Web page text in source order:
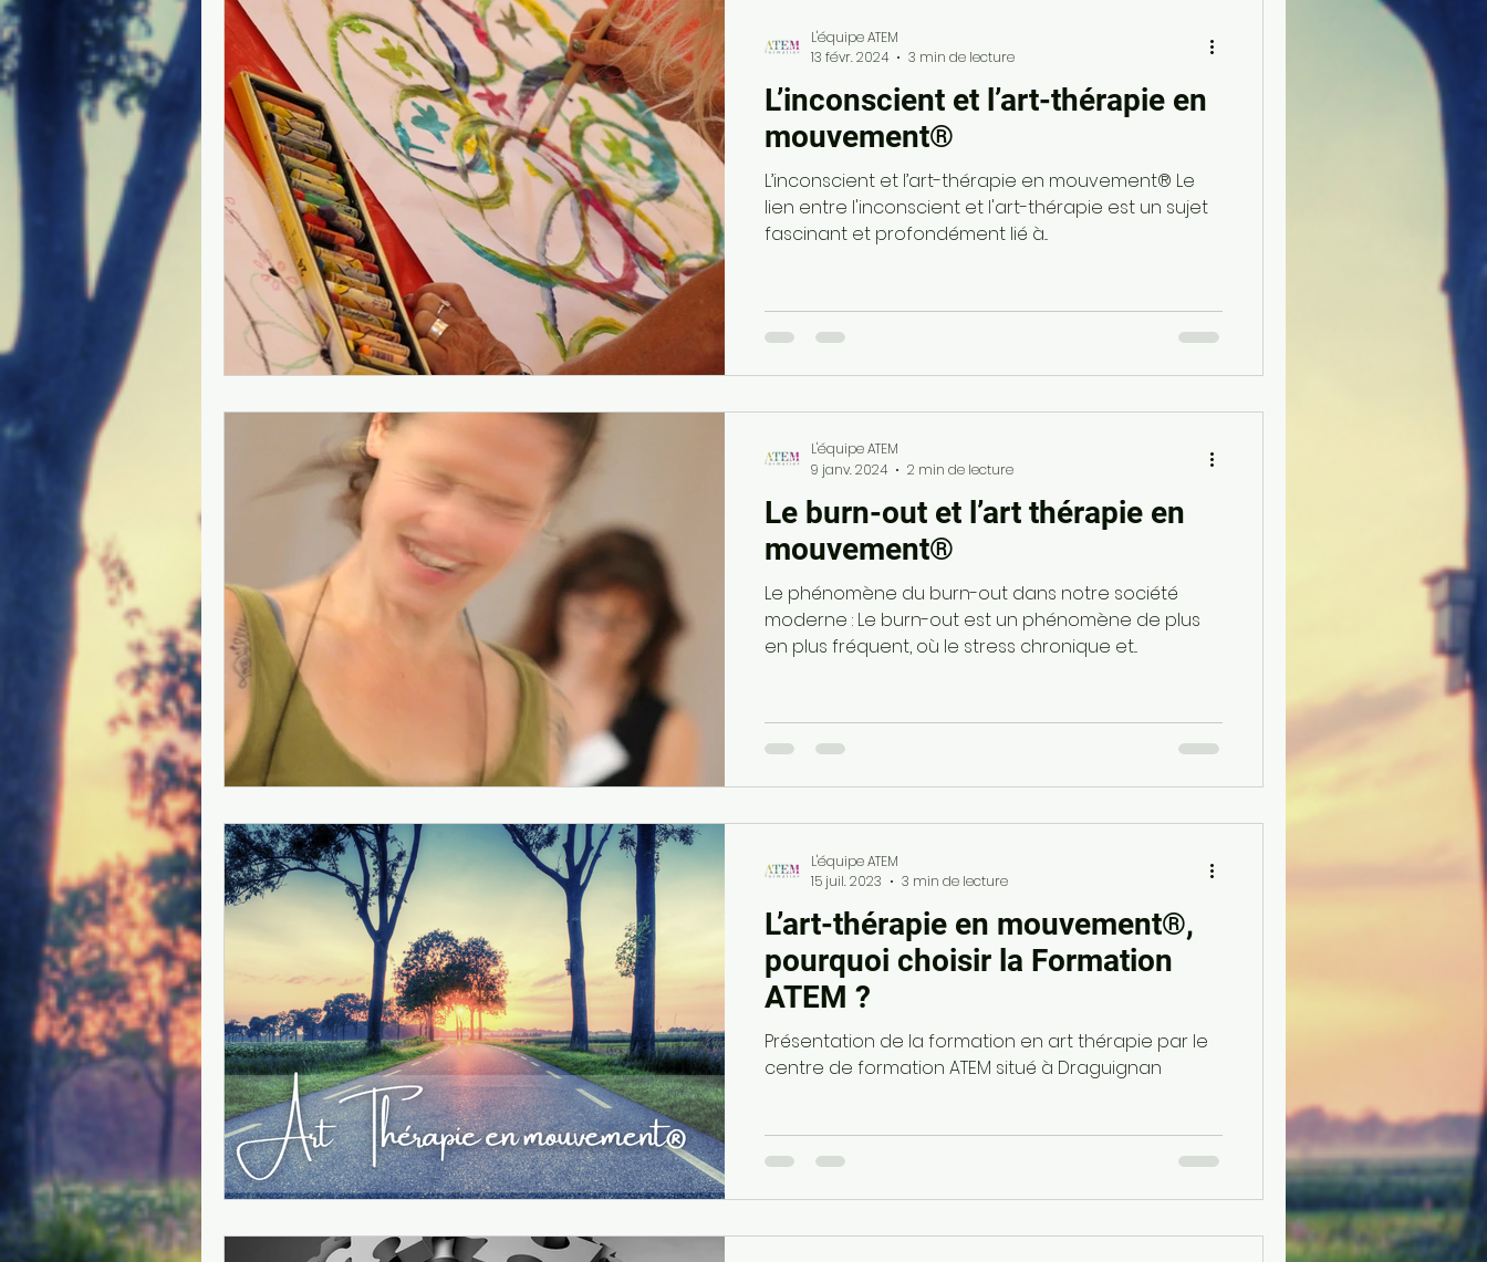
L’inconscient et l’art-thérapie en
mouvement®
L’inconscient et l’art-thérapie en mouvement® Le
lien entre l'inconscient et l'art-thérapie est un sujet
fascinant et profondément lié à...
L'équipe ATEM
13 févr. 2024
3 min de lecture
Le burn-out et l’art thérapie en
mouvement®
Le phénomène du burn-out dans notre société
moderne : Le burn-out est un phénomène de plus
en plus fréquent, où le stress chronique et...
L'équipe ATEM
9 janv. 2024
2 min de lecture
L’art-thérapie en mouvement®,
pourquoi choisir la Formation
ATEM ?
Présentation de la formation en art thérapie par le
centre de formation ATEM situé à Draguignan
L'équipe ATEM
15 juil. 2023
3 min de lecture